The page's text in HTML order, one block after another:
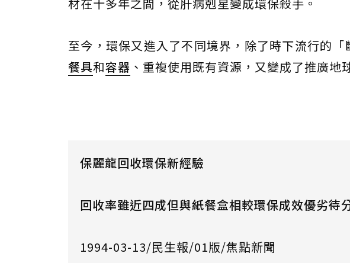
至今，環保又進入了不同境界，除了時下流行的
餐具和容器 、重複使用既有資源，又變成了推廣地
保麗龍回收環保新經驗
回收率雖近四成但與紙餐盒相較環保成效優劣待
1994-03-13/民生報/01版/焦點新聞